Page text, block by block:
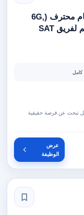
فرصة عمل مميزة: مطلوب فني لحام محترف (6G,
GTAW, SMAW) في أبوظبي – انضم لفريق SAT
كامل
هل تبحث عن فرصة حقيقية
عرض
الوظيفة